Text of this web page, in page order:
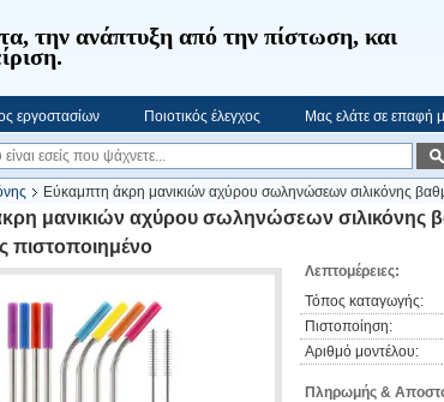
την ανάπτυξη από την πίστωση, και
εργοστασίων Ποιοτικός έλεγχος Μας ελάτε σε επαφή
Εύκαμπτη άκρη μανικιών αχύρου σωληνώσεων σιλικόνης
μανικιών αχύρου σωληνώσεων σιλικόνης
πιστοποιημένο
Λεπτομέρειες:
Τόπος καταγωγής:
Πιστοποίηση:
Αριθμό μοντέλου:
Πληρωμής &